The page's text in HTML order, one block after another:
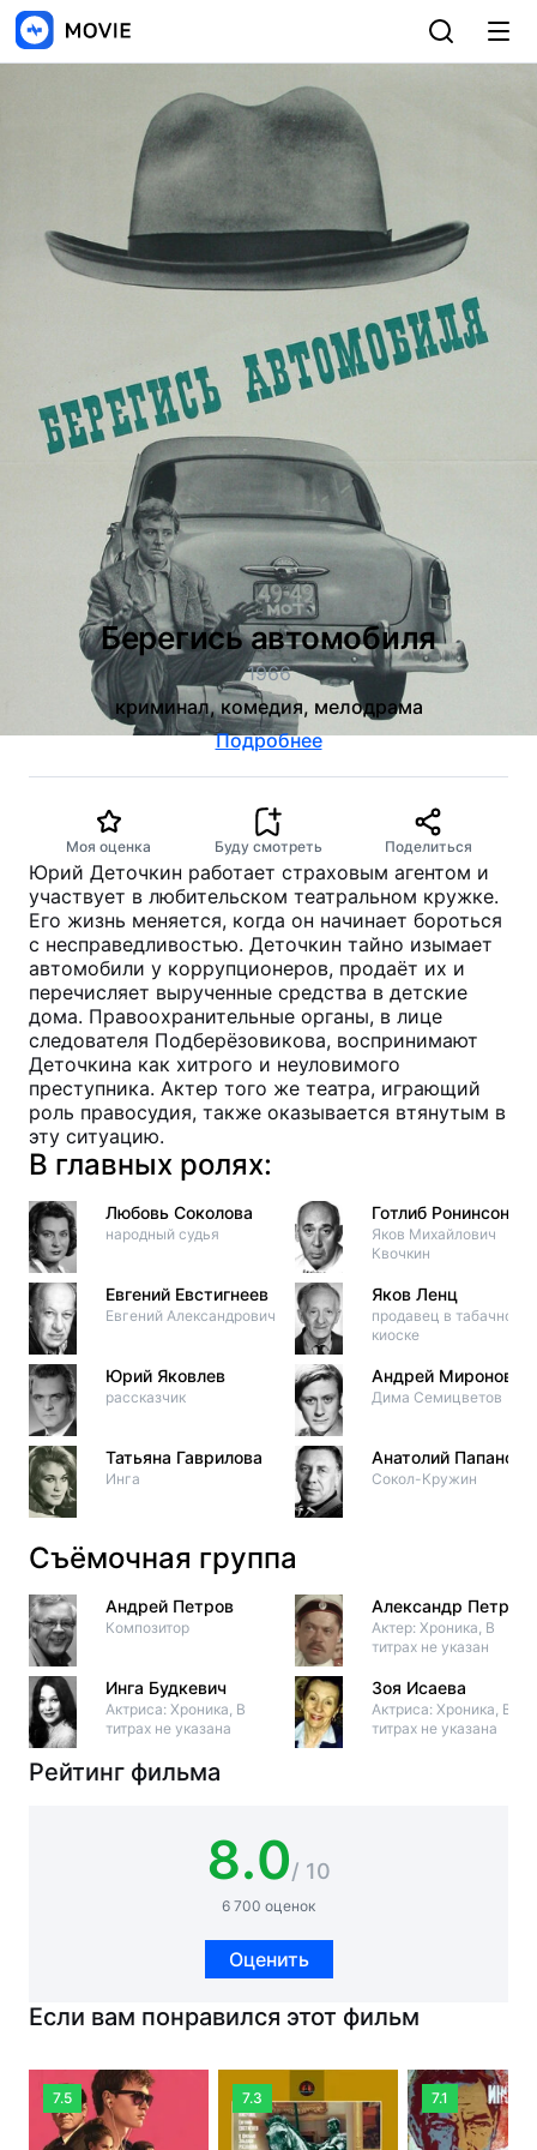
Берегись автомобиля
1966
криминал, комедия, мелодрама
Подробнее
Моя оценка Буду смотреть Поделиться
Юрий Деточкин работает страховым агентом и
участвует в любительском театральном кружке.
Его жизнь меняется, когда он начинает бороться
с несправедливостью. Деточкин тайно изымает
автомобили у коррупционеров, продаёт их и
перечисляет вырученные средства в детские
дома. Правоохранительные органы, в лице
следователя Подберёзовикова, воспринимают
Деточкина как хитрого и неуловимого
преступника. Актер того же театра, играющий
роль правосудия, также оказывается втянутым в
эту ситуацию.
В главных ролях:
Любовь Соколова
народный судья
Евгений Евстигнеев
Евгений Александрович
Юрий Яковлев
рассказчик
Татьяна Гаврилова
Инга
Готлиб Ронинсон
Яков Михайлович
Квочкин
Яков Ленц
продавец в табачном
киоске
Андрей Миронов
Дима Семицветов
Анатолий Папанов
Сокол-Кружин
Съёмочная группа
Андрей Петров
Композитор
Инга Будкевич
Актриса: Хроника, В
титрах не указана
Александр Петров
Актер: Хроника, В
титрах не указан
Зоя Исаева
Актриса: Хроника, В
титрах не указана
Рейтинг фильма
8.0/ 10
6 700 оценок
Оценить
Если вам понравился этот фильм
7.5 7.3 7.1